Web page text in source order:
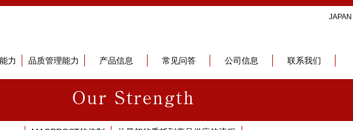
JAPAN
力 品质管理能力 产品信息 常见问答 公司信息 联系我们